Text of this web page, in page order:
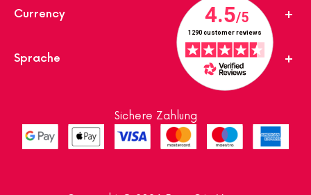
Currency
Sprache
Sichere Zahlung